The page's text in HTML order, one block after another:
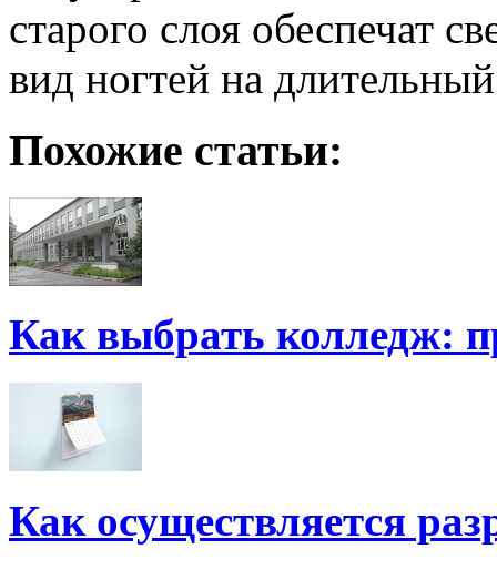
старого слоя обеспечат
вид ногтей на
Похожие статьи:
Как выбрать колледж:
Как осуществляется